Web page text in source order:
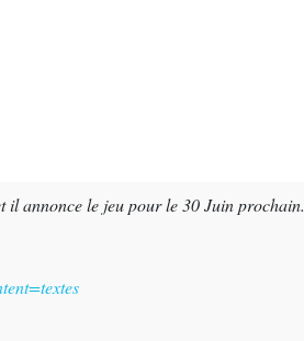
annonce le jeu pour le 30 Juin prochain.